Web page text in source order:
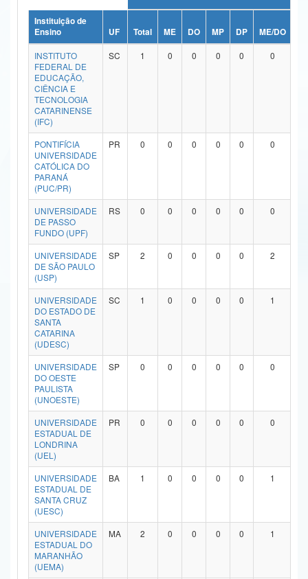
Ministério da Ciência, Tecnologia, Inovações e Comunicações
Ministério do Meio Ambiente
Ministério do Turismo
Ministério do Desenvolvimento Regional
Controladoria-Geral da União
Ministério da Mulher, da Família e dos Direitos Humanos
Secretaria-Geral
Secretaria de Governo
Gabinete de Segurança Institucional
Advocacia-Geral da União
Banco Central do Brasil
Instituição de
Ensino
UF Total ME DO MP DP ME/DO
INSTITUTO
FEDERAL DE
EDUCAÇÃO,
CIÊNCIA E
TECNOLOGIA
CATARINENSE
(IFC)
SC 1 0 0 0 0 0
PONTIFÍCIA
UNIVERSIDADE
CATÓLICA DO
PARANÁ
(PUC/PR)
PR 0 0 0 0 0 0
UNIVERSIDADE
DE PASSO
FUNDO (UPF)
RS 0 0 0 0 0 0
UNIVERSIDADE
DE SÃO PAULO
(USP)
SP 2 0 0 0 0 2
UNIVERSIDADE
DO ESTADO DE
SANTA
CATARINA
(UDESC)
SC 1 0 0 0 0 1
UNIVERSIDADE
DO OESTE
PAULISTA
(UNOESTE)
SP 0 0 0 0 0 0
UNIVERSIDADE
ESTADUAL DE
LONDRINA
(UEL)
PR 0 0 0 0 0 0
UNIVERSIDADE
ESTADUAL DE
SANTA CRUZ
(UESC)
BA 1 0 0 0 0 1
UNIVERSIDADE
ESTADUAL DO
MARANHÃO
(UEMA)
MA 2 0 0 0 0 1